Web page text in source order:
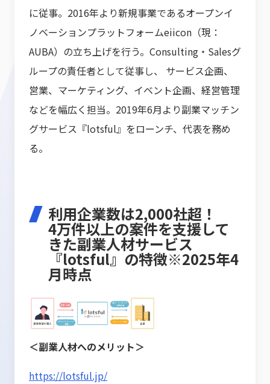
に従事。2016年より新規事業であるオープンイ
ノベーションプラットフォームeiicon（現：
AUBA）の立ち上げを行う。Consulting・Salesグ
ループの責任者として従事し、 サービス企画、
営業、マーケティング、イベント企画、経営管理
などを幅広く担当。2019年6月より副業マッチン
グサービス『lotsful』をローンチ、代表を務め
る。
利用企業数は2,000社超！
4万件以上の案件を支援して
きた副業人材サービス
『lotsful』の特徴※2025年4
月時点
＜副業人材へのメリット＞
https://lotsful.jp/